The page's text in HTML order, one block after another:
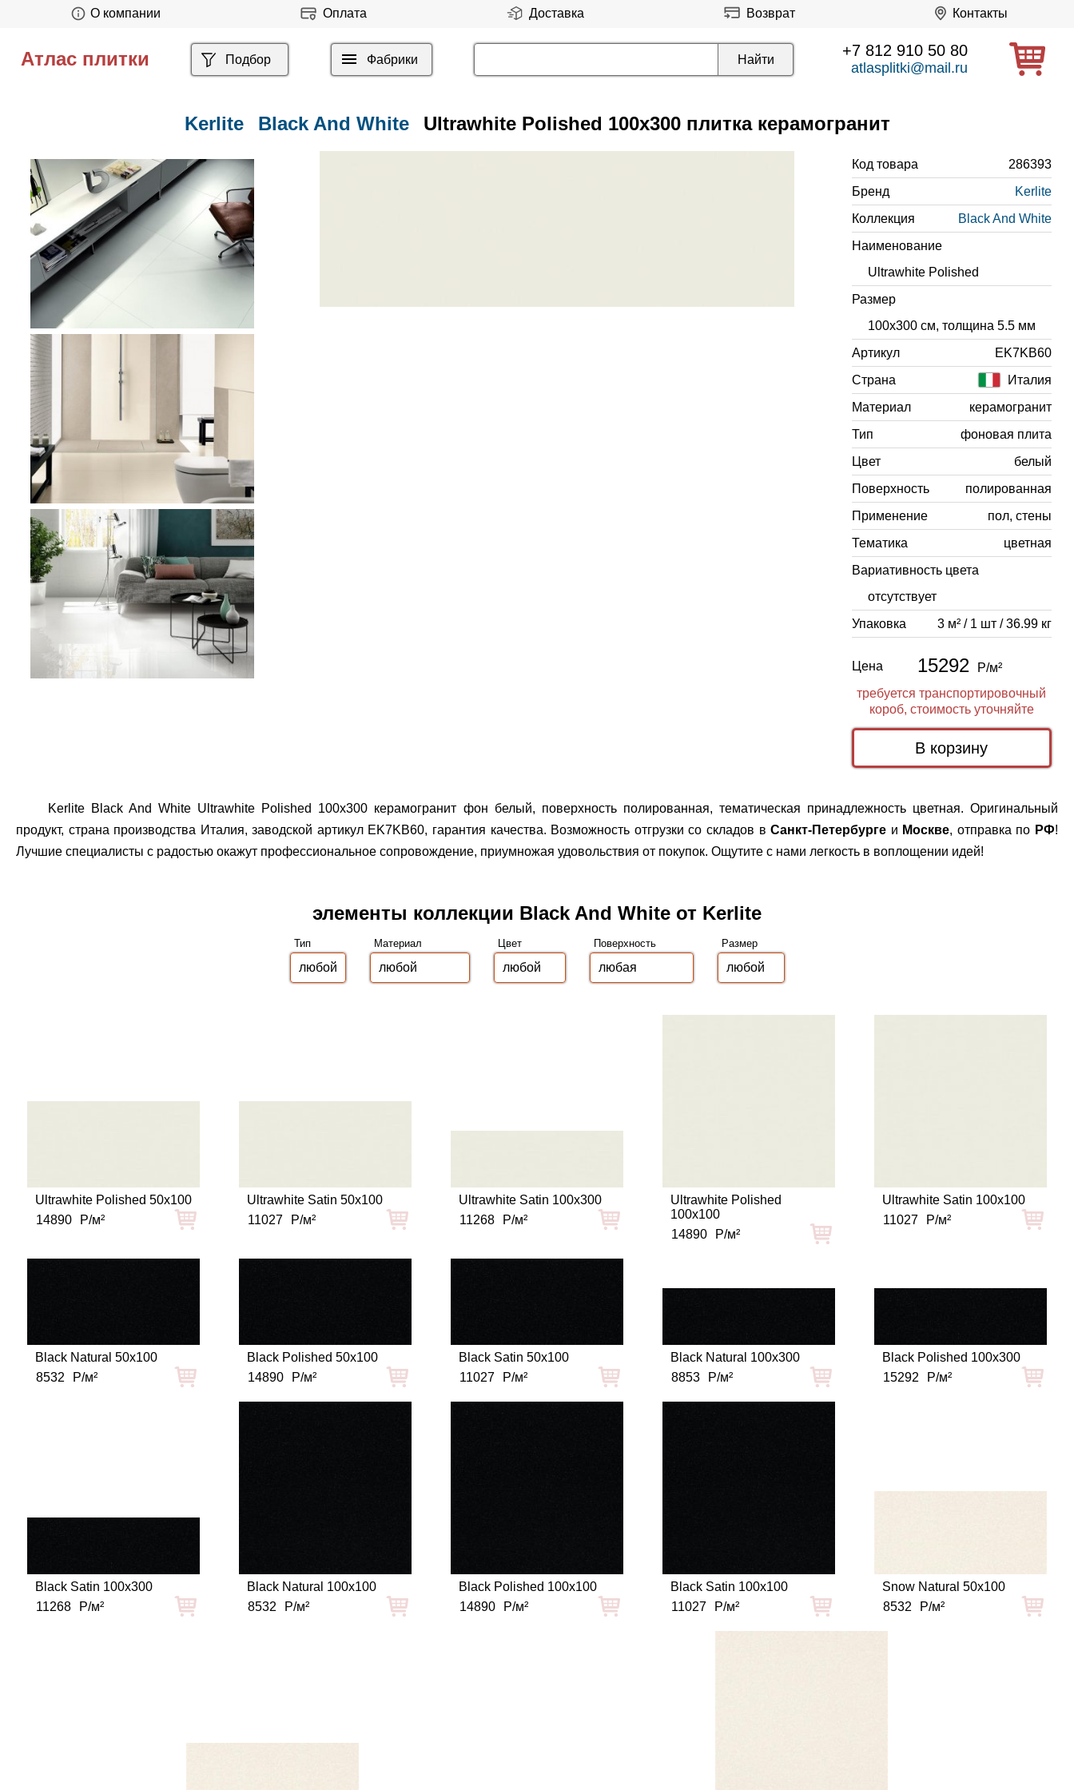
О компании Оплата Доставка Возврат Контакты
Атлас плитки Подбор Фабрики +7 812 910 50 80
atlasplitki@mail.ru
Kerlite Black And White Ultrawhite Polished 100x300 плитка керамогранит
Код товара
286393
Бренд
Kerlite
Коллекция
Black And White
Наименование
Ultrawhite Polished
Размер
100x300 см, толщина 5.5 мм
Артикул
EK7KB60
Страна
Италия
Материал
керамогранит
Тип
фоновая плита
Цвет
белый
Поверхность
полированная
Применение
пол, стены
Тематика
цветная
Вариативность цвета
отсутствует
Упаковка
3 м² / 1 шт / 36.99 кг
Цена 15292
Р/м²
требуется транспортировочный
короб, стоимость уточняйте
Kerlite Black And White Ultrawhite Polished 100x300 керамогранит фон белый, поверхность полированная, тематическая принадлежность цветная. Оригинальный
продукт, страна производства Италия, заводской артикул EK7KB60, гарантия качества. Возможность отгрузки со складов вСанкт-Петербурге и Москве, отправка по РФ!
Лучшие специалисты с радостью окажут профессиональное сопровождение, приумножая удовольствия от покупок. Ощутите с нами легкость в воплощении идей!
элементы коллекции Black And White от Kerlite
Тип Материал Цвет Поверхность Размер
Ultrawhite Polished 50x100
14890
Р/м²
Ultrawhite Satin 50x100
11027
Р/м²
Ultrawhite Satin 100x300
11268
Р/м²
Ultrawhite Polished
100x100
14890
Р/м²
Ultrawhite Satin 100x100
11027
Р/м²
Black Natural 50x100
8532
Р/м²
Black Polished 50x100
14890
Р/м²
Black Satin 50x100
11027
Р/м²
Black Natural 100x300
8853
Р/м²
Black Polished 100x300
15292
Р/м²
Black Satin 100x300
11268
Р/м²
Black Natural 100x100
8532
Р/м²
Black Polished 100x100
14890
Р/м²
Black Satin 100x100
11027
Р/м²
Snow Natural 50x100
8532
Р/м²